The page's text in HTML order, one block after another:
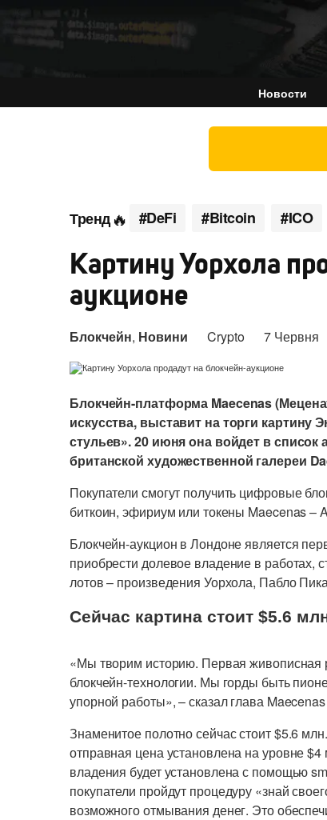
Новости
Тренд #DeFi #Bitcoin #ICO
Картину Уорхола
аукционе
Блокчейн, Новини Crypto 7 Червня
Блокчейн-платформа Maecenas
искусства, выставит на торги картину
стульев». 20 июня она войдет в
британской художественной галереи
Покупатели смогут получить цифровые
биткоин, эфириум или токены Maecenas –
Блокчейн-аукцион в Лондоне является
приобрести долевое владение в
лотов – произведения Уорхола, Пабло
Сейчас картина стоит $5.6
«Мы творим историю. Первая живописная
блокчейн-технологии. Мы горды быть
упорной работы», – сказал глава
Знаменитое полотно сейчас стоит $5.6
отправная цена установлена на уровне
владения будет установлена с помощью
покупатели пройдут процедуру «знай
возможного отмывания денег. Это